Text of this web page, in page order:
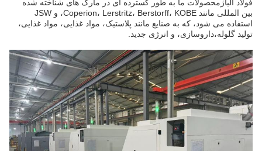
فولاد آلیاژمحصولات ما به طور گسترده ای در مارک های شناخته شده
بین المللی مانند Coperion، Lerstritz، Berstorff، KOBE، و JSW
استفاده می شود، که به صنایع مانند پلاستیک، مواد غذایی، مواد غذایی،
تولید گلوله،داروسازی، و انرژی جدید.